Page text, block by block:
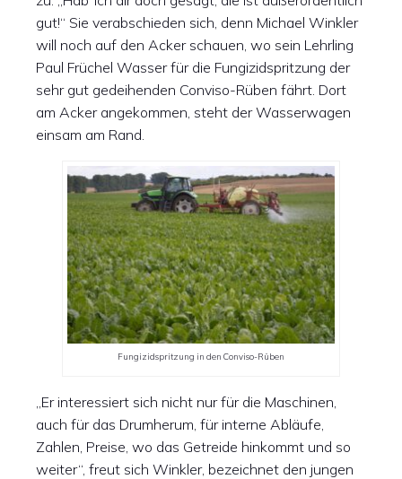
gut!“ Sie verabschieden sich, denn Michael Winkler
will noch auf den Acker schauen, wo sein Lehrling
Paul Früchel Wasser für die Fungizidspritzung der
sehr gut gedeihenden Conviso-Rüben fährt. Dort
am Acker angekommen, steht der Wasserwagen
einsam am Rand.
Fungizidspritzung in den Conviso-Rüben
„Er interessiert sich nicht nur für die Maschinen,
auch für das Drumherum, für interne Abläufe,
Zahlen, Preise, wo das Getreide hinkommt und so
weiter“, freut sich Winkler, bezeichnet den jungen